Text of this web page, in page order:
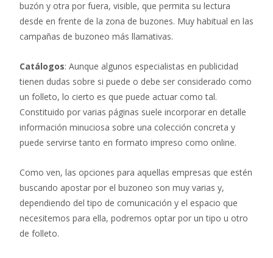
buzón y otra por fuera, visible, que permita su lectura
desde en frente de la zona de buzones. Muy habitual en las
campañas de buzoneo más llamativas.
Catálogos: Aunque algunos especialistas en publicidad
tienen dudas sobre si puede o debe ser considerado como
un folleto, lo cierto es que puede actuar como tal.
Constituido por varias páginas suele incorporar en detalle
información minuciosa sobre una colección concreta y
puede servirse tanto en formato impreso como online.
Como ven, las opciones para aquellas empresas que estén
buscando apostar por el buzoneo son muy varias y,
dependiendo del tipo de comunicación y el espacio que
necesitemos para ella, podremos optar por un tipo u otro
de folleto.